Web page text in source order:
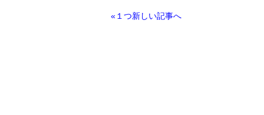
«１つ新しい記事へ